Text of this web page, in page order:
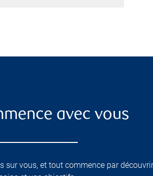
avec vous
vous, et tout commence par